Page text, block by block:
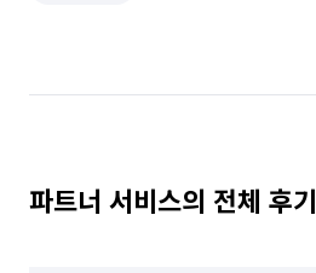
파트너 서비스의 전체 후기